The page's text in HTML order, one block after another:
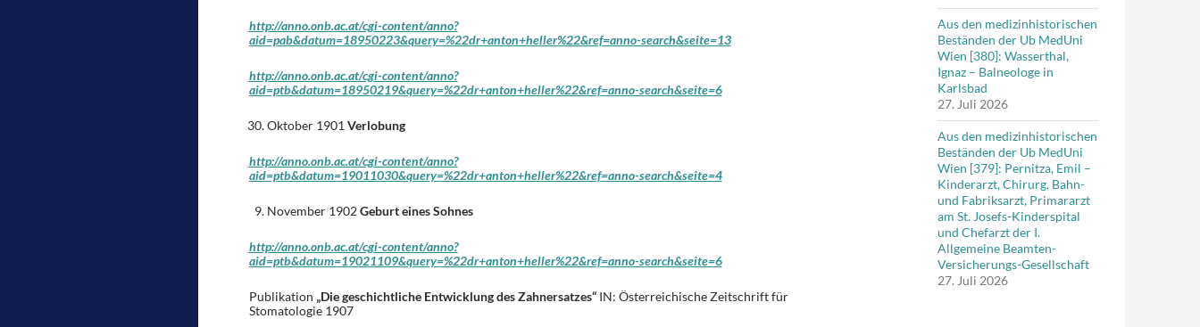
http://anno.onb.ac.at/cgi-content/anno?
aid=pab&datum=18950223&query=%22dr+anton+heller%22&ref=anno-search&seite=13
http://anno.onb.ac.at/cgi-content/anno?
aid=ptb&datum=18950219&query=%22dr+anton+heller%22&ref=anno-search&seite=6
Oktober 1901 Verlobung
http://anno.onb.ac.at/cgi-content/anno?
aid=ptb&datum=19011030&query=%22dr+anton+heller%22&ref=anno-search&seite=4
November 1902Geburt eines Sohnes
http://anno.onb.ac.at/cgi-content/anno?
aid=ptb&datum=19021109&query=%22dr+anton+heller%22&ref=anno-search&seite=6
Publikation „Die geschichtliche Entwicklung des Zahnersatzes“IN: Österreichische Zeitschrift für
Stomatologie 1907
Aus den medizinhistorischen
Beständen der Ub MedUni
Wien [380]: Wasserthal,
Ignaz – Balneologe in
Karlsbad
27. Juli 2026
Aus den medizinhistorischen
Beständen der Ub MedUni
Wien [379]: Pernitza, Emil –
Kinderarzt, Chirurg, Bahn-
und Fabriksarzt, Primararzt
am St. Josefs-Kinderspital
und Chefarzt der I.
Allgemeine Beamten-
Versicherungs-Gesellschaft
27. Juli 2026